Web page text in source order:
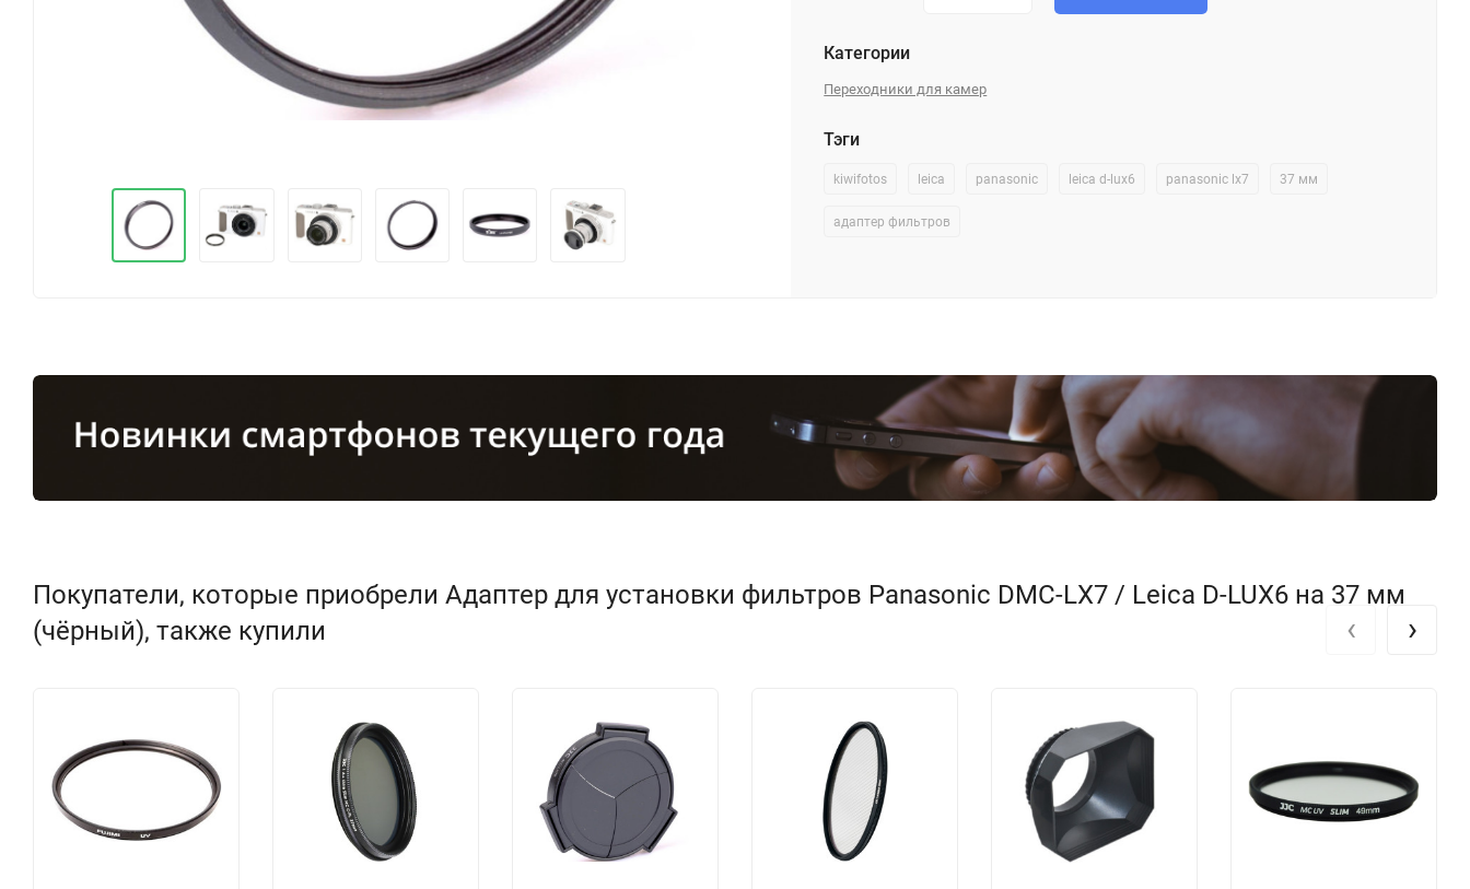
Категории
Переходники для камер
Тэги
kiwifotos leica panasonic leica d-lux6 panasonic lx7 37 мм
адаптер фильтров
Покупатели, которые приобрели Адаптер для установки фильтров Panasonic DMC-LX7 / Leica D-LUX6 на 37 мм
(чёрный), также купили
‹ ›